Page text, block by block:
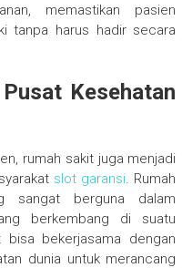
memastikan pasien
tanpa harus hadir secara
Kesehatan
rumah sakit juga menjadi
slot garansi. Rumah
sangat berguna dalam
berkembang di suatu
bekerjasama dengan
dunia untuk merancang